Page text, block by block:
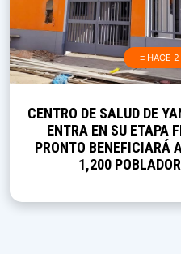
≡ HACE
CENTRO DE SALUD DE
ENTRA EN SU ETAPA
PRONTO BENEFICIARÁ
1,200